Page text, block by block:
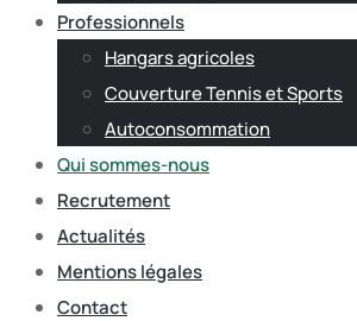
Professionnels
Hangars agricoles
Couverture Tennis et Sports
Autoconsommation
Qui sommes-nous
Recrutement
Actualités
Mentions légales
Contact